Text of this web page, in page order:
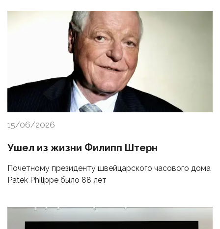
15/06/2026
Ушел из жизни Филипп Штерн
Почетному президенту швейцарского часового дома
Patek Philippe было 88 лет